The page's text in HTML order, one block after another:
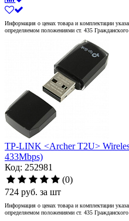
Информация о ценах товара и комплектации
определяемом положениями ст. 435
TP-LINK <Archer T2U>
433Mbps)
Код: 252981
(0)
724 руб. за шт
Информация о ценах товара и комплектации
определяемом положениями ст. 435